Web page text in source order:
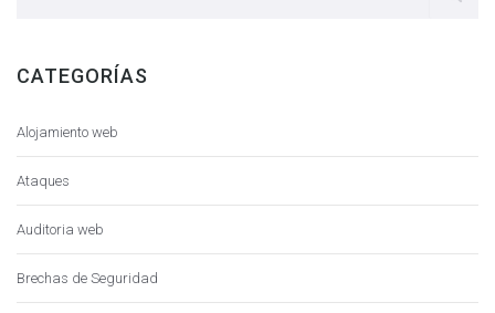
CATEGORÍAS
Alojamiento web
Ataques
Auditoria web
Brechas de Seguridad